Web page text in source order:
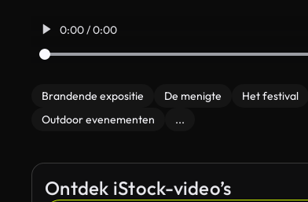
0:00 / 0:00
Brandende expositie De menigte Het festival
Outdoor evenementen
...
Ontdek iStock-video’s